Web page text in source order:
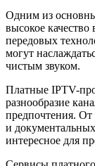
Одним из
высокое
передовых
могут
чистым звуком.
Платные IPTV-
разнообразие
предпочтения.
и
интересное для